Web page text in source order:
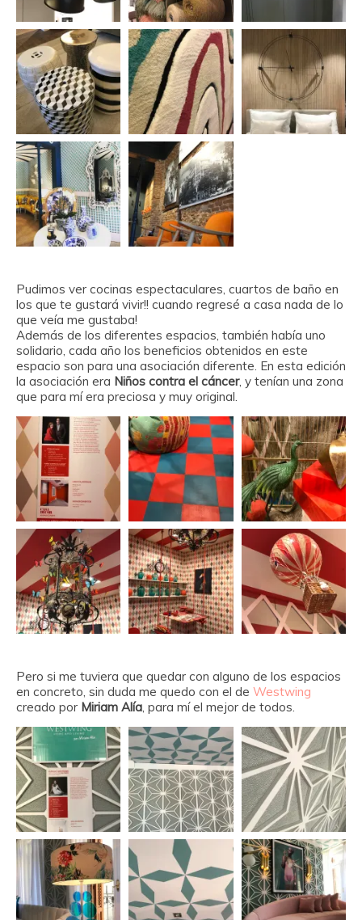
Pudimos ver cocinas espectaculares, cuartos de baño en
los que te gustará vivir!! cuando regresé a casa nada de lo
que veía me gustaba!
Además de los diferentes espacios, también había uno
solidario, cada año los beneficios obtenidos en este
espacio son para una asociación diferente. En esta edición
la asociación era Niños contra el cáncer, y tenían una zona
que para mí era preciosa y muy original.
Pero si me tuviera que quedar con alguno de los espacios
en concreto, sin duda me quedo con el de Westwing
creado por Miriam Alía, para mí el mejor de todos.